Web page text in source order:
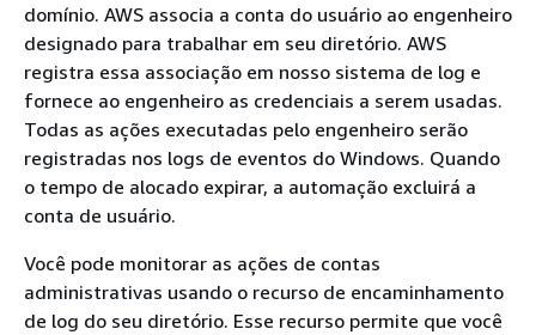
domínio. AWS associa a conta do usuário ao engenheiro
designado para trabalhar em seu diretório. AWS
registra essa associação em nosso sistema de log e
fornece ao engenheiro as credenciais a serem usadas.
Todas as ações executadas pelo engenheiro serão
registradas nos logs de eventos do Windows. Quando
o tempo de alocado expirar, a automação excluirá a
conta de usuário.
Você pode monitorar as ações de contas
administrativas usando o recurso de encaminhamento
de log do seu diretório. Esse recurso permite que você